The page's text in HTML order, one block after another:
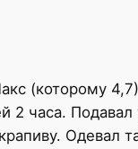
(которому
2 часа.
Одевал